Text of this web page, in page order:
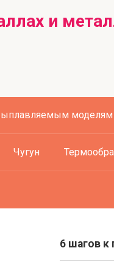
и
моделям
Чугун
6 шагов к